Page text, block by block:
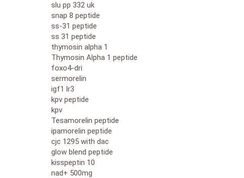
slu pp 332 uk
snap 8 peptide
ss-31 peptide
ss 31 peptide
thymosin alpha 1
Thymosin Alpha 1 peptide
foxo4-dri
sermorelin
igf1 lr3
kpv peptide
kpv
Tesamorelin peptide
ipamorelin peptide
cjc 1295 with dac
glow blend peptide
kisspeptin 10
nad+ 500mg